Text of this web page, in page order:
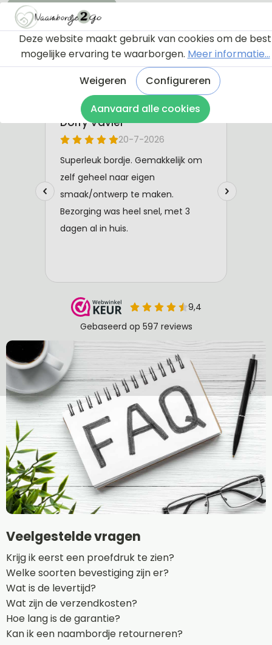
Bekijk de instructie
Veelgestelde vragen
Krijg ik eerst een proefdruk te zien?
Welke soorten bevestiging zijn er?
Wat is de levertijd?
Wat zijn de verzendkosten?
Hoe lang is de garantie?
Kan ik een naambordje retourneren?
Deze website maakt gebruik van cookies om de best
mogelijke ervaring te waarborgen. Meer informatie...
Weigeren
Configureren
Aanvaard alle cookies